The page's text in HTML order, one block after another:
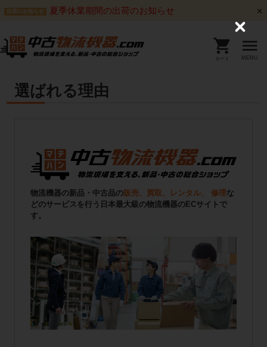
出荷のお知らせ 夏季休業期間の出荷のお知らせ
カート MENU
選ばれる理由
物流機器の新品・中古品の販売、買取、レンタル、 修理な
どのサービスを行う日本最大級の物流機器のECサイトで
す。
C
o
s